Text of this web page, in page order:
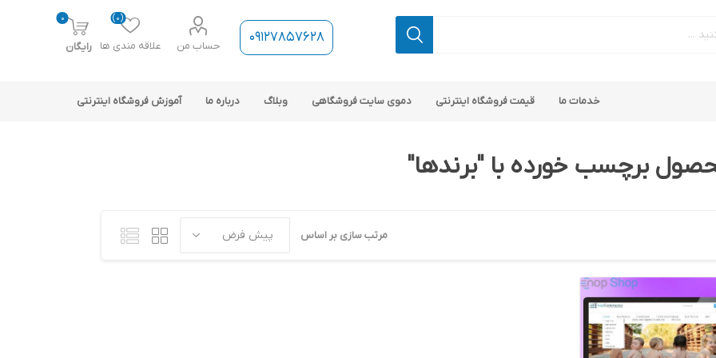
09127857628 حساب من علاقه مندی ها
(0)
0
رایگان
ارتباط فروشگاه با نرم افزار
خدمات ما قیمت فروشگاه اینترنتی دموی سایت فروشگاهی وبلاگ درباره ما آموزش فروشگاه اینترنتی
برچسب خورده با "برندها"
مرتب سازی بر اساس